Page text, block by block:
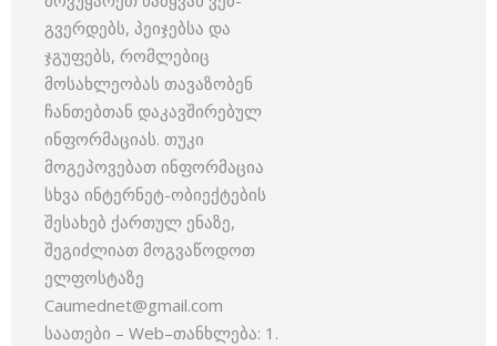
გვერდებს, პეიჯებსა და
ჯგუფებს, რომლებიც
მოსახლეობას თავაზობენ
ჩანთებთან დაკავშირებულ
ინფორმაციას. თუკი
მოგეპოვებათ ინფორმაცია
სხვა ინტერნეტ-ობიექტების
შესახებ ქართულ ენაზე,
შეგიძლიათ მოგვაწოდოთ
ელფოსტაზე
Caumednet@gmail.com
საათები – Web–თანხლება: 1.